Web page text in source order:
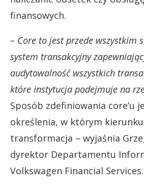
finansowych.
– Core to jest przede wszystkim
system transakcyjny
audytowalność wszystkich
które instytucja podejmuje na
Sposób zdefiniowania core’u
określenia, w którym
transformacja – wyjaśnia
dyrektor Departamentu
Volkswagen Financial Services.